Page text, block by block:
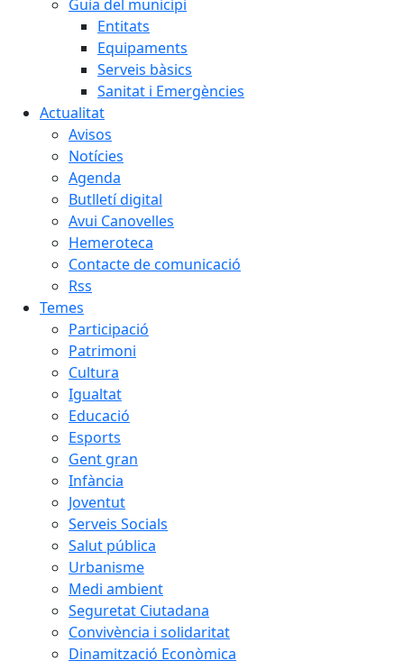
Guia del municipi
Entitats
Equipaments
Serveis bàsics
Sanitat i Emergències
Actualitat
Avisos
Notícies
Agenda
Butlletí digital
Avui Canovelles
Hemeroteca
Contacte de comunicació
Rss
Temes
Participació
Patrimoni
Cultura
Igualtat
Educació
Esports
Gent gran
Infància
Joventut
Serveis Socials
Salut pública
Urbanisme
Medi ambient
Seguretat Ciutadana
Convivència i solidaritat
Dinamització Econòmica